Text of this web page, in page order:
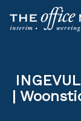
|